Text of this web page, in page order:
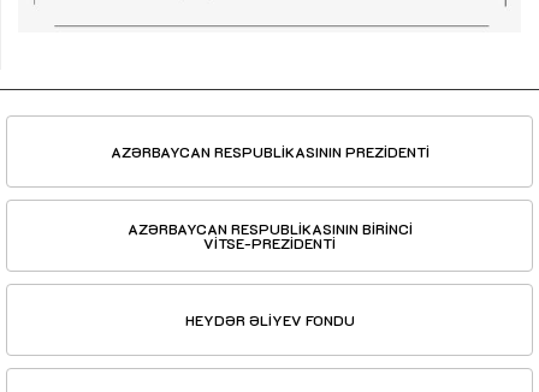
AZƏRBAYCAN RESPUBLİKASININ PREZİDENTİ
AZƏRBAYCAN RESPUBLİKASININ BİRİNCİ
VİTSE-PREZİDENTİ
HEYDƏR ƏLİYEV FONDU